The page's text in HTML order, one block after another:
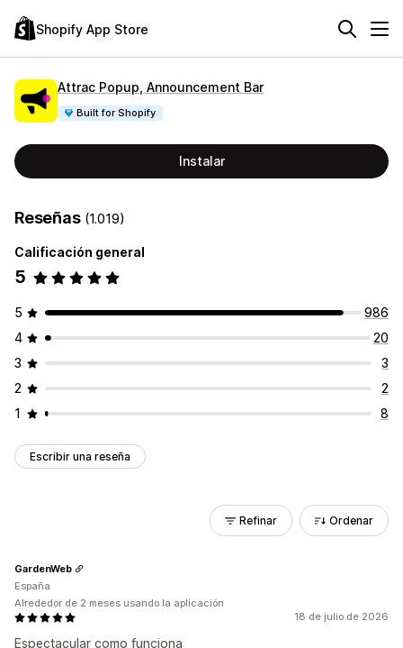
Shopify App Store
Attrac Popup, Announcement Bar
Built for Shopify
Instalar
Reseñas (1.019)
Calificación general
5
5
986
4
20
3
3
2
2
1
8
Escribir una reseña
Refinar Ordenar
18 de julio de 2026
Espectacular como funciona
GardenWeb
España
Alrededor de 2 meses usando la aplicación